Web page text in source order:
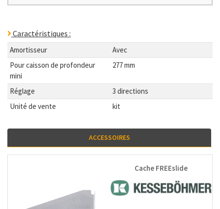
Caractéristiques :
Amortisseur
Avec
Pour caisson de profondeur
mini
277 mm
Réglage
3 directions
Unité de vente
kit
ACCESSOIRES
Cache FREEslide